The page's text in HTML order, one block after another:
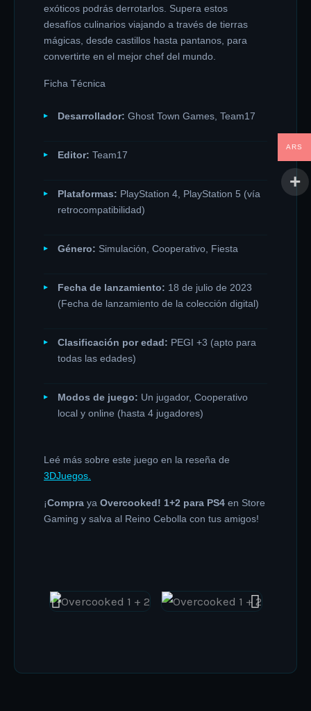
exóticos podrás derrotarlos. Supera estos
desafíos culinarios viajando a través de tierras
mágicas, desde castillos hasta pantanos, para
convertirte en el mejor chef del mundo.
Ficha Técnica
Desarrollador: Ghost Town Games, Team17
Editor: Team17
Plataformas: PlayStation 4, PlayStation 5 (vía
retrocompatibilidad)
Género: Simulación, Cooperativo, Fiesta
Fecha de lanzamiento: 18 de julio de 2023
(Fecha de lanzamiento de la colección digital)
Clasificación por edad: PEGI +3 (apto para
todas las edades)
Modos de juego: Un jugador, Cooperativo
local y online (hasta 4 jugadores)
Leé más sobre este juego en la reseña de
3DJuegos.
¡Compra ya Overcooked! 1+2 para PS4 en Store
Gaming y salva al Reino Cebolla con tus amigos!
ARS